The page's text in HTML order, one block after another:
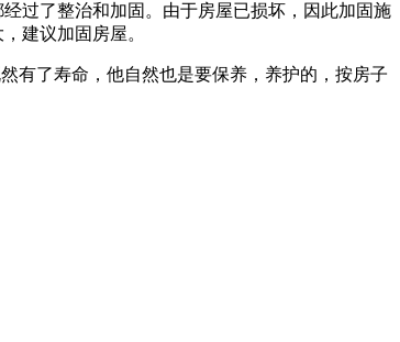
过了整治和加固。由于房屋已损坏，因此加固施
建议加固房屋。
有了寿命，他自然也是要保养，养护的，按房子